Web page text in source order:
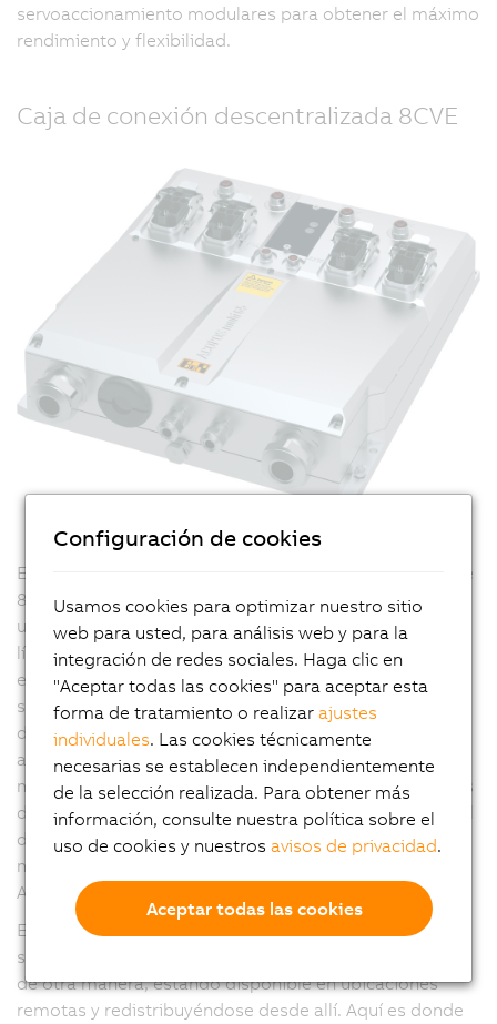
servoaccionamiento modulares para obtener el máximo
rendimiento y flexibilidad.
Caja de conexión descentralizada 8CVE
El cableado estándar de los variadores ACOPOSremote
8CVI se realiza mediante cables híbridos, simplemente
uniendo los módulos individuales en una estructura de
línea. Estos cables híbridos deben soportar grandes
exigencias: además de las tareas principales de
suministro de energía y de gestión de la comunicación
de red, también deben tenerse en cuenta otros
aspectos como la tecnología de conectores, la
manejabilidad y el radio de curvatura. La suma de estas
demandas da como resultado un límite práctico para el
diámetro del cable, lo que a su vez limita la corriente
máxima disponible para alimentar los variadores
ACOPOSmulti65 8CVI en esta estructura de línea.
En aplicaciones donde esta corriente máxima no es
suficiente, la potencia necesaria se debe proporcionar
de otra manera, estando disponible en ubicaciones
remotas y redistribuyéndose desde allí. Aquí es donde
Configuración de cookies
Usamos cookies para optimizar nuestro sitio
web para usted, para análisis web y para la
integración de redes sociales. Haga clic en
"Aceptar todas las cookies" para aceptar esta
forma de tratamiento o realizarajustes
individuales. Las cookies técnicamente
necesarias se establecen independientemente
de la selección realizada. Para obtener más
información, consulte nuestra política sobre el
uso de cookies y nuestrosavisos de privacidad.
Aceptar todas las cookies